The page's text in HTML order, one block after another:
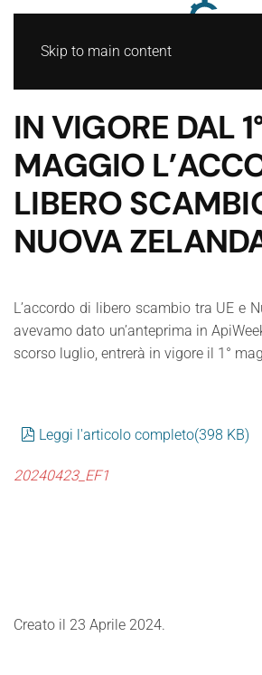
Skip to main content
IN VIGORE DAL
MAGGIO
LIBERO
NUOVA
L’accordo di libero scambio tra UE e
avevamo dato un’anteprima in
scorso luglio, entrerà in vigore il 1°
pdf
Leggi l'articolo completo(398 KB)
20240423_EF1
Creato il 23 Aprile 2024.